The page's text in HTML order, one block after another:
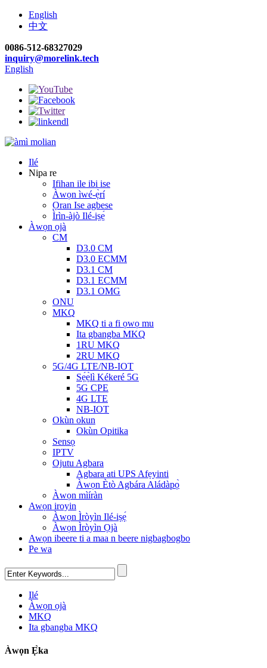
English
中文
0086-512-68327029
inquiry@morelink.tech
English
Ilé
Nipa re
Ifihan ile ibi ise
Àwọn ìwé-ẹ̀rí
Ọran Ise agbese
Ìrìn-àjò Ilé-iṣẹ́
Àwọn ọjà
CM
D3.0 CM
D3.0 ECMM
D3.1 CM
D3.1 ECMM
D3.1 OMG
ONU
MKQ
MKQ ti a fi ọwọ mu
Ita gbangba MKQ
1RU MKQ
2RU MKQ
5G/4G LTE/NB-IOT
Sẹ́ẹ̀lì Kékeré 5G
5G CPE
4G LTE
NB-IOT
Okùn okun
Okùn Opitika
Sensọ
IPTV
Ojutu Agbara
Agbara ati UPS Afẹyinti
Àwọn Ètò Agbára Aládàpọ̀
Àwọn mìíràn
Awọn iroyin
Àwọn Ìròyìn Ilé-iṣẹ́
Àwọn Ìròyìn Ọjà
Awọn ibeere ti a maa n beere nigbagbogbo
Pe wa
Ilé
Àwọn ọjà
MKQ
Ita gbangba MKQ
Àwọn Ẹ̀ka